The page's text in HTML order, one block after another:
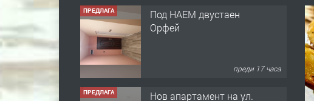
ПРЕДЛАГА
Под НАЕМ двустаен
Орфей
преди 17 часа
ПРЕДЛАГА Нов апартамент на ул.